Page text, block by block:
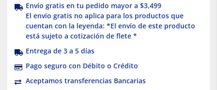
Envío gratis en tu pedido mayor a $3,499
El envío gratis no aplica para los productos que
cuentan con la leyenda: *El envío de este producto
está sujeto a cotización de flete *
Entrega de 3 a 5 días
Pago seguro con Débito o Crédito
Aceptamos transferencias Bancarias